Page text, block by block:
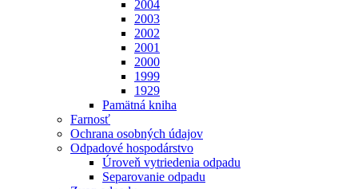
2004
2003
2002
2001
2000
1999
1929
Pamätná kniha
Farnosť
Ochrana osobných údajov
Odpadové hospodárstvo
Úroveň vytriedenia odpadu
Separovanie odpadu